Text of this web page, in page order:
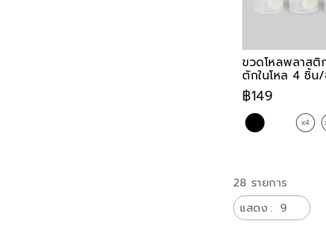
ขวดโหลพลาส
ตักในโหล 4 ชิ้น
฿149
28 รายการ
แสดง